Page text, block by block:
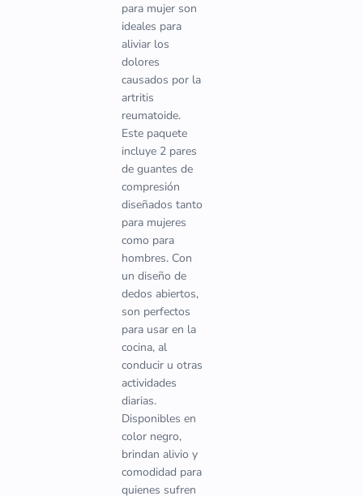
para mujer son
ideales para
aliviar los
dolores
causados por la
artritis
reumatoide.
Este paquete
incluye 2 pares
de guantes de
compresión
diseñados tanto
para mujeres
como para
hombres. Con
un diseño de
dedos abiertos,
son perfectos
para usar en la
cocina, al
conducir u otras
actividades
diarias.
Disponibles en
color negro,
brindan alivio y
comodidad para
quienes sufren